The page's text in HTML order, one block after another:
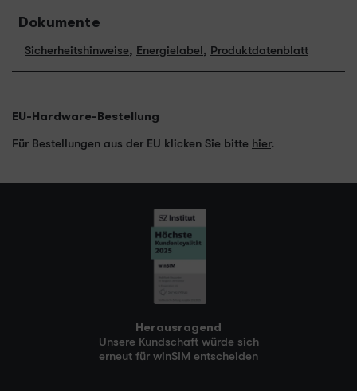
Dokumente
Sicherheitshinweise, Energielabel, Produktdatenblatt
EU-Hardware-Bestellung
Für Bestellungen aus der EU klicken Sie bitte hier.
Herausragend
Unsere Kundschaft würde sich
erneut für winSIM entscheiden